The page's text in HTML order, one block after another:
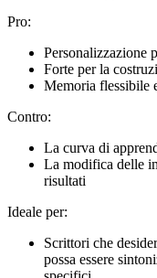
Pro:
Personalizzazione
Forte per la
Memoria flessibile
Contro:
La curva di
La modifica delle
risultati
Ideale per:
Scrittori che
possa essere